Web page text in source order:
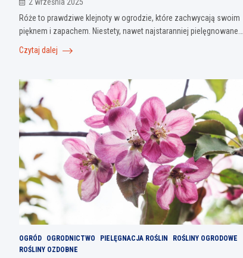
2 września 2025
Róże to prawdziwe klejnoty w ogrodzie, które zachwycają swoim
pięknem i zapachem. Niestety, nawet najstaranniej pielęgnowane…
Czytaj dalej
OGRÓD OGRODNICTWO PIELĘGNACJA ROŚLIN
ROŚLINY OGRODOWE
ROŚLINY OZDOBNE